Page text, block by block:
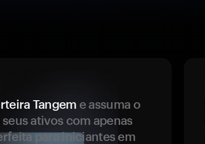
Tangem e assuma o
ativos com apenas
para iniciantes em